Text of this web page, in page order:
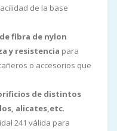
de la base
fibra de nylon
y resistencia para
o accesorios que
de distintos
alicates,etc.
241 válida para